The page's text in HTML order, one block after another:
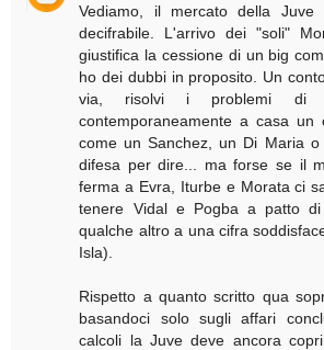
Vediamo, il mercato della
decifrabile. L'arrivo dei "soli"
giustifica la cessione di un big
ho dei dubbi in proposito. Un
via, risolvi i problemi di
contemporaneamente a casa un
come un Sanchez, un Di Maria
difesa per dire... ma forse se il
ferma a Evra, Iturbe e Morata ci
tenere Vidal e Pogba a patto
qualche altro a una cifra
Isla).
Rispetto a quanto scritto qua
basandoci solo sugli affari
calcoli la Juve deve ancora